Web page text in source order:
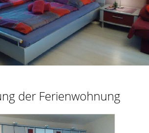
der Ferienwohnung